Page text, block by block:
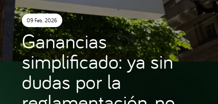
09 Feb. 2026
Ganancias
simplificado: ya sin
dudas por la